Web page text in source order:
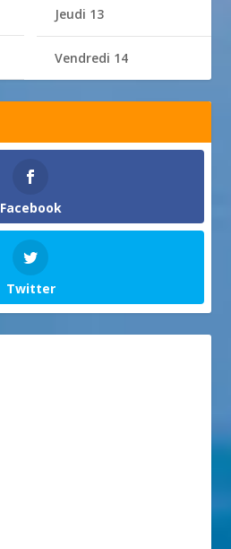
Jeudi 13
Vendredi 14
Facebook
Twitter